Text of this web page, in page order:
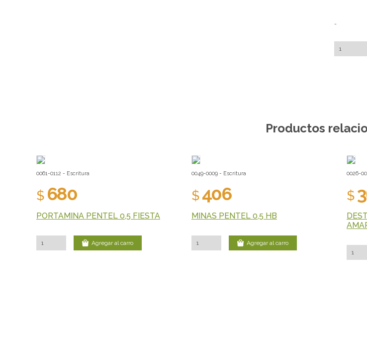
-
Productos
0061-0112 - Escritura
$680
PORTAMINA PENTEL 0,5 FIESTA
Agregar al carro
0049-0009 - Escritura
$406
MINAS PENTEL 0,5 HB
Agregar al carro
0026-
$